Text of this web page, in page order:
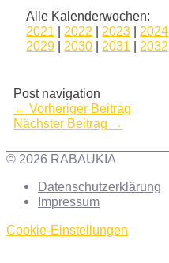
Alle Kalenderwochen:
2021 | 2022 | 2023 | 2024
2029 | 2030 | 2031 | 2032
Post navigation
← Vorheriger Beitrag
Nächster Beitrag →
© 2026 RABAUKIA
Datenschutzerklärung
Impressum
Cookie-Einstellungen